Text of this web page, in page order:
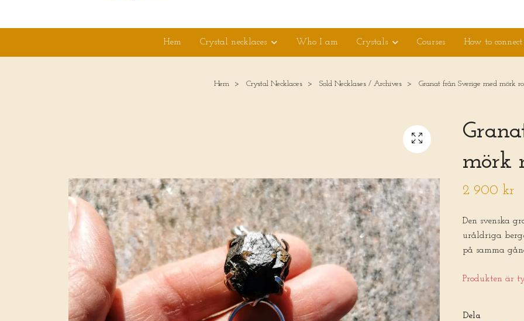
Hem Crystal necklaces Who I am Crystals Courses How to
Hem Crystal Necklaces Sold Necklases / Archives Granat från Sverige med mörk
mörk
2 900 kr
Den svenska
uråldriga
på samma
Produkten är
Dela